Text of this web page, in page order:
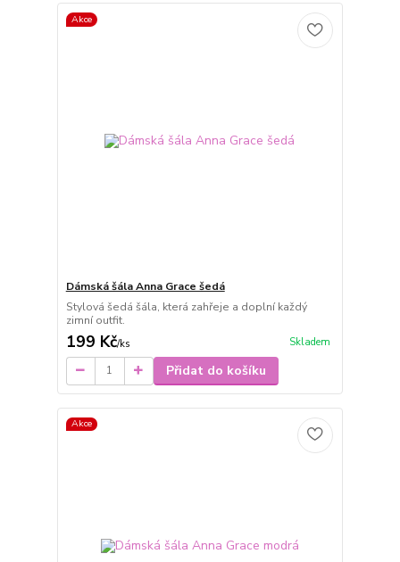
Akce
Dámská šála Anna Grace šedá
Stylová šedá šála, která zahřeje a doplní každý
zimní outfit.
199 Kč/ks Skladem
Přidat do košíku
Akce